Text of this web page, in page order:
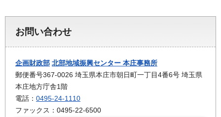
お問い合わせ
企画財政部 北部地域振興センター 本庄事務所
郵便番号367-0026 埼玉県本庄市朝日町一丁目4番6号 埼玉県
本庄地方庁舎1階
電話： 0495-24-1110
ファックス：0495-22-6500